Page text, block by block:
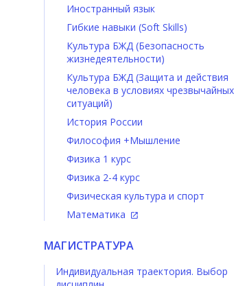
Иностранный язык
Гибкие навыки (Soft Skills)
Культура БЖД (Безопасность
жизнедеятельности)
Культура БЖД (Защита и действия
человека в условиях чрезвычайных
ситуаций)
История России
Философия +Мышление
Физика 1 курс
Физика 2-4 курс
Физическая культура и спорт
Математика
МАГИСТРАТУРА
Индивидуальная траектория. Выбор